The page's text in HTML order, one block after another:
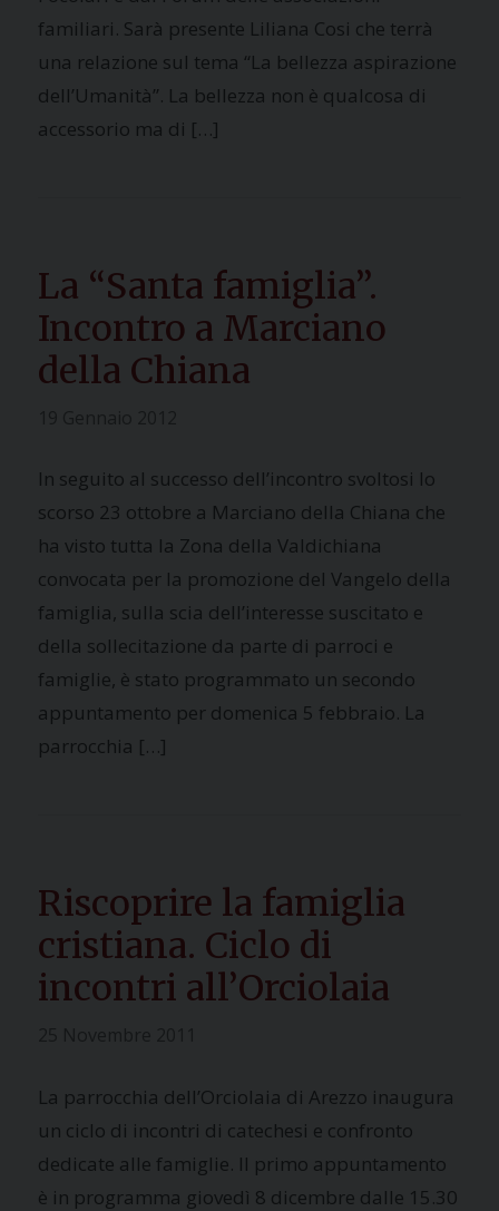
familiari. Sarà presente Liliana Cosi che terrà
una relazione sul tema “La bellezza aspirazione
dell’Umanità”. La bellezza non è qualcosa di
accessorio ma di […]
La “Santa famiglia”.
Incontro a Marciano
della Chiana
In seguito al successo dell’incontro svoltosi lo
scorso 23 ottobre a Marciano della Chiana che
ha visto tutta la Zona della Valdichiana
convocata per la promozione del Vangelo della
famiglia, sulla scia dell’interesse suscitato e
della sollecitazione da parte di parroci e
famiglie, è stato programmato un secondo
appuntamento per domenica 5 febbraio. La
parrocchia […]
Riscoprire la famiglia
cristiana. Ciclo di
incontri all’Orciolaia
La parrocchia dell’Orciolaia di Arezzo inaugura
un ciclo di incontri di catechesi e confronto
dedicate alle famiglie. Il primo appuntamento
è in programma giovedì 8 dicembre dalle 15.30